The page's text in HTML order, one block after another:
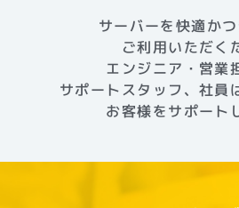
サーバーを快適か
ご利用いただく
エンジニア・営業
サポートスタッフ、社員
お客様をサポート